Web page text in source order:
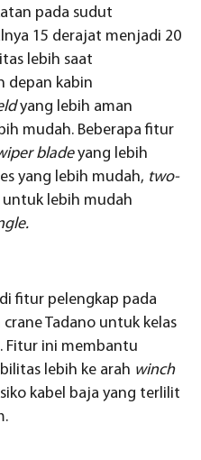
pada sudut
15 derajat menjadi 20
lebih saat
depan kabin
yang lebih aman
mudah. Beberapa fitur
bladeyang lebih
yang lebih mudah, two-
untuk lebih mudah
fitur pelengkap pada
Tadano untuk kelas
Fitur ini membantu
lebih ke arah winch
kabel baja yang terlilit